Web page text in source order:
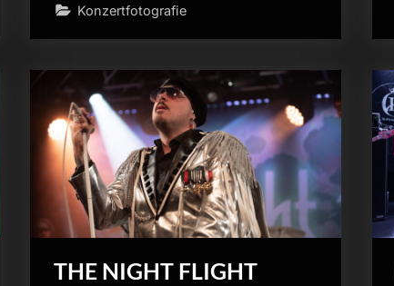
Konzertfotografie
THE NIGHT FLIGHT